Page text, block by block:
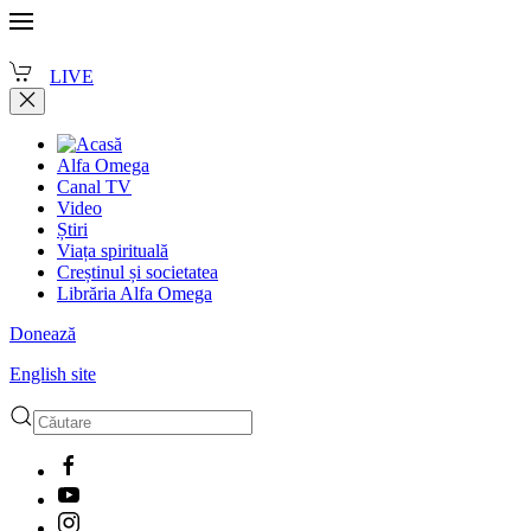
LIVE
Alfa Omega
Canal TV
Video
Știri
Viața spirituală
Creștinul și societatea
Librăria Alfa Omega
Donează
English site